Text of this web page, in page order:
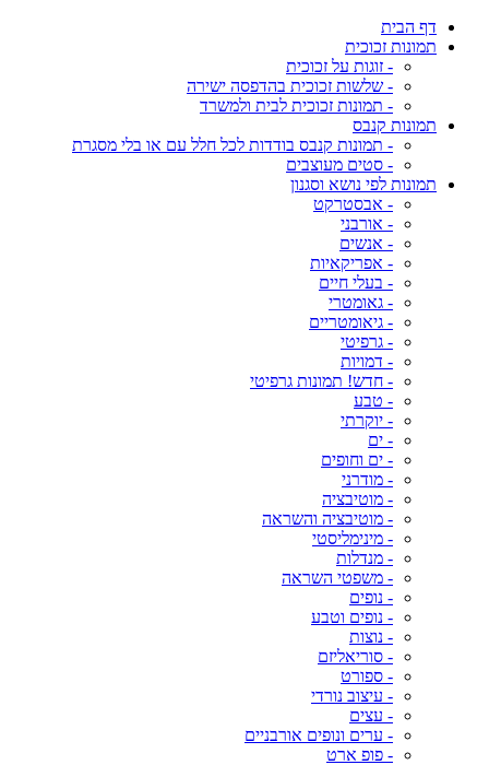
דף הבית
תמונות זכוכית
- זוגות על זכוכית
- שלשות זכוכית בהדפסה ישירה
- תמונות זכוכית לבית ולמשרד
תמונות קנבס
- תמונות קנבס בודדות לכל חלל עם או בלי מסגרת
- סטים מעוצבים
תמונות לפי נושא וסגנון
- אבסטרקט
- אורבני
- אנשים
- אפריקאיות
- בעלי חיים
- גאומטרי
- גיאומטריים
- גרפיטי
- דמויות
- חדש! תמונות גרפיטי
- טבע
- יוקרתי
- ים
- ים וחופים
- מודרני
- מוטיבציה
- מוטיבציה והשראה
- מינימליסטי
- מנדלות
- משפטי השראה
- נופים
- נופים וטבע
- נוצות
- סוריאליזם
- ספורט
- עיצוב נורדי
- עצים
- ערים ונופים אורבניים
- פופ ארט